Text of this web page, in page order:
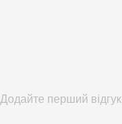
Додайте перший відгук